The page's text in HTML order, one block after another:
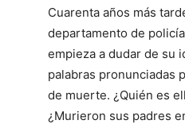
Cuarenta años más
departamento de
empieza a dudar de su
palabras pronunciadas
de muerte. ¿Quién es
¿Murieron sus padres